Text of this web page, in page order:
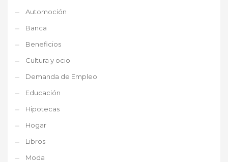
Automoción
Banca
Beneficios
Cultura y ocio
Demanda de Empleo
Educación
Hipotecas
Hogar
Libros
Moda